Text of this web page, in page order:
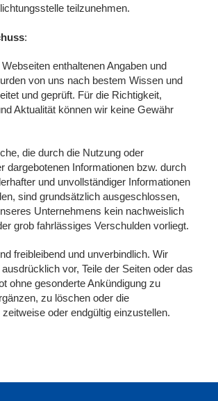
teilzunehmen.
:
enthaltenen Angaben und
von uns nach bestem Wissen und
und geprüft. Für die Richtigkeit,
Aktualität können wir keine Gewähr
die durch die Nutzung oder
dargebotenen Informationen bzw. durch
und unvollständiger Informationen
sind grundsätzlich ausgeschlossen,
Unternehmens kein nachweislich
grob fahrlässiges Verschulden vorliegt.
freibleibend und unverbindlich. Wir
vor, Teile der Seiten oder das
ohne gesonderte Ankündigung zu
zu löschen oder die
oder endgültig einzustellen.